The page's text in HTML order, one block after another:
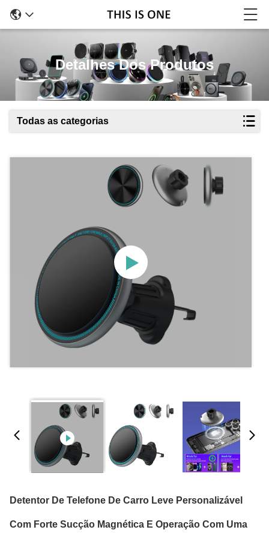
Detalhes Dos Produtos
Todas as categorias
Detentor De Telefone De Carro Leve Personalizável
Com Forte Sucção Magnética E Operação Com Uma